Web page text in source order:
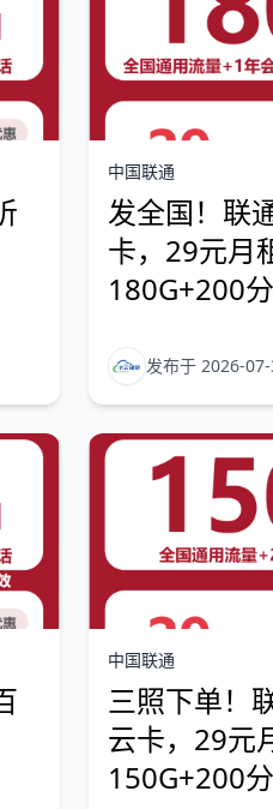
中国联通
发全国！联
卡，29元月
180G+200
发布于 2026-
中国联通
三照下单！
云卡，29元
150G+200